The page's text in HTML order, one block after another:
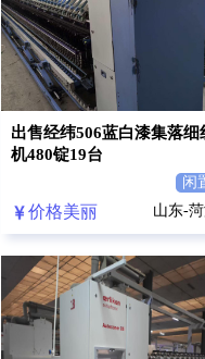
出售经纬506蓝白漆集落细
机480锭19台
闲
价格美丽 山东-